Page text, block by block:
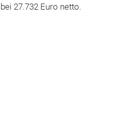
bei 27.732 Euro netto.